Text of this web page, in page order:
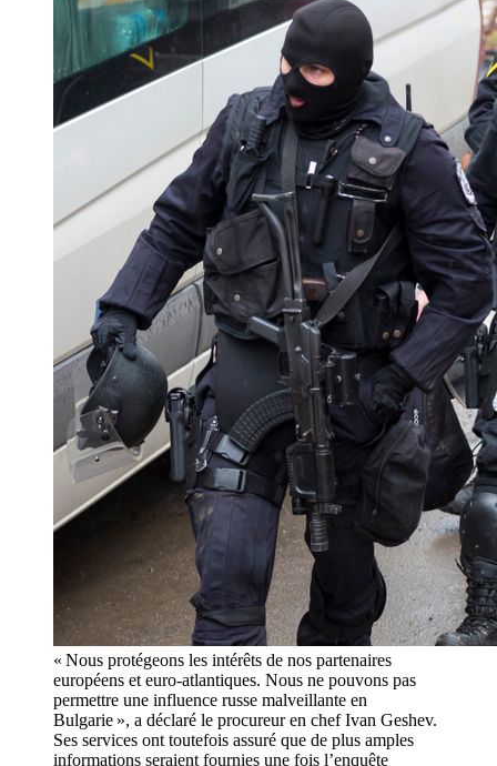
« Nous protégeons les intérêts de nos partenaires
européens et euro-atlantiques. Nous ne pouvons pas
permettre une influence russe malveillante en
Bulgarie », a déclaré le procureur en chef Ivan Geshev.
Ses services ont toutefois assuré que de plus amples
informations seraient fournies une fois l’enquête